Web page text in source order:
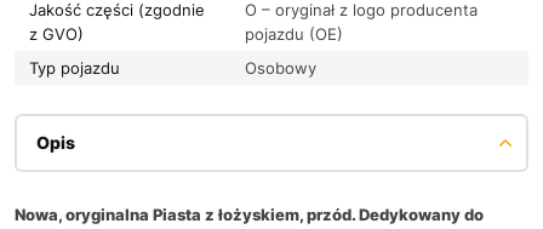
Jakość części (zgodnie
z GVO)
O – oryginał z logo producenta
pojazdu (OE)
Typ pojazdu
Osobowy
Opis
Nowa, oryginalna Piasta z łożyskiem, przód. Dedykowany do